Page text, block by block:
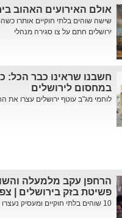
אולם האירועים האהוב
שישה שוהים בלתי חוקיים אותרו
ירושלים חתם על צו סגירה מנהלי
חשבנו שראינו כבר הכל:
במחסום לירושלים
לוחמי מג"ב עוטף ירושלים עצרו את
הרחפן עקב מלמעלה
פשיטת בזק בירושלים |
10 שוהים בלתי חוקיים ומעסיק נעצרו במבצע בשוק הסיטונאי בגבעת שאו...